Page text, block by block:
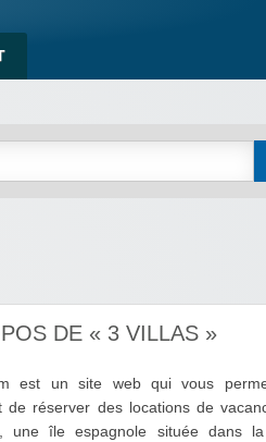
DE « 3 VILLAS »
est un site web qui vous
de réserver des locations de
une île espagnole située dans